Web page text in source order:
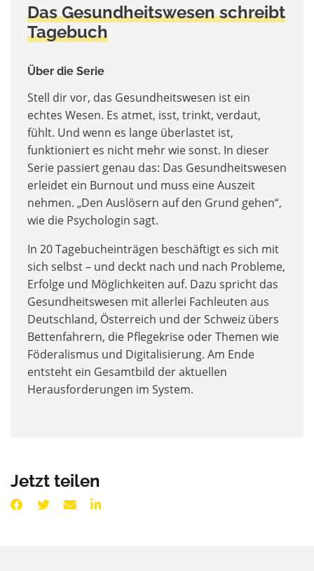
Das Gesundheitswesen schreibt
Tagebuch
Über die Serie
Stell dir vor, das Gesundheitswesen ist ein
echtes Wesen. Es atmet, isst, trinkt, verdaut,
fühlt. Und wenn es lange überlastet ist,
funktioniert es nicht mehr wie sonst. In dieser
Serie passiert genau das: Das Gesundheitswesen
erleidet ein Burnout und muss eine Auszeit
nehmen. „Den Auslösern auf den Grund gehen“,
wie die Psychologin sagt.
In 20 Tagebucheinträgen beschäftigt es sich mit
sich selbst – und deckt nach und nach Probleme,
Erfolge und Möglichkeiten auf. Dazu spricht das
Gesundheitswesen mit allerlei Fachleuten aus
Deutschland, Österreich und der Schweiz übers
Bettenfahrern, die Pflegekrise oder Themen wie
Föderalismus und Digitalisierung. Am Ende
entsteht ein Gesamtbild der aktuellen
Herausforderungen im System.
Jetzt teilen